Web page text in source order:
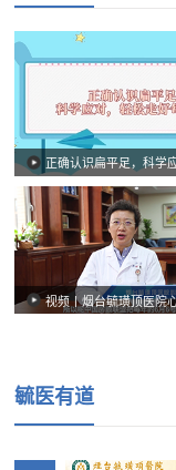
正确认识扁平足，科学
视频丨烟台毓璜顶医院
毓医有道